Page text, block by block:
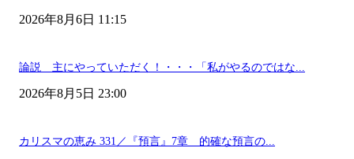
2026年8月6日 11:15
論説 主にやっていただく！・・・「私がやるのではな...
2026年8月5日 23:00
カリスマの恵み 331／『預言』7章 的確な預言の...